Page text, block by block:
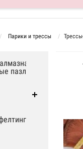
Парики и трессы
пазлы